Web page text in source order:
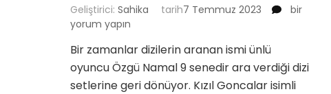
Geliştirici: Sahika tarih7 Temmuz 2023
Özgü
dönüyor
İşte
bir
yorum yapın
Bir zamanlar dizilerin aranan ismi ünlü
oyuncu Özgü Namal 9 senedir ara verdiği dizi
setlerine geri dönüyor. Kızıl Goncalar isimli